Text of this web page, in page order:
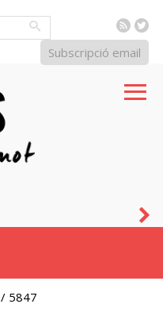
RSS
Subscripció email
/ 5847